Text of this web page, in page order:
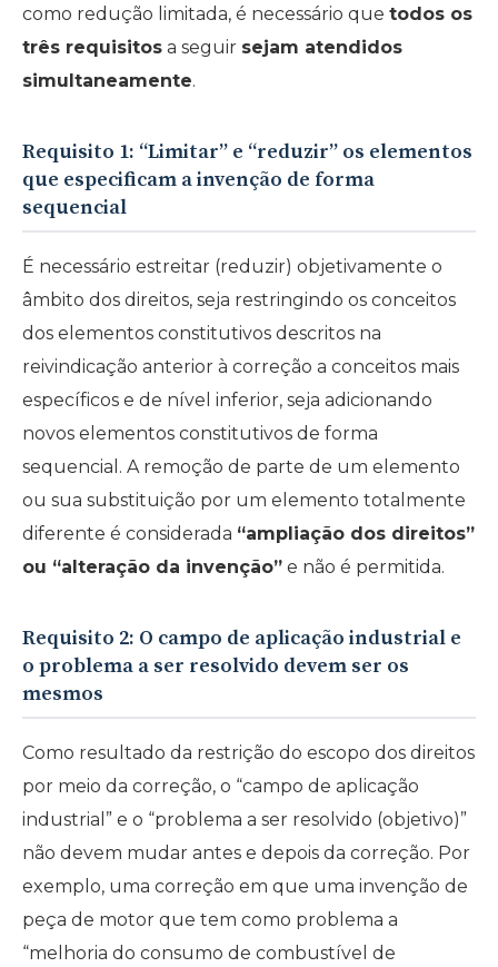
como redução limitada, é necessário que todos os
três requisitos a seguir sejam atendidos
simultaneamente.
Requisito 1: “Limitar” e “reduzir” os elementos
que especificam a invenção de forma
sequencial
É necessário estreitar (reduzir) objetivamente o
âmbito dos direitos, seja restringindo os conceitos
dos elementos constitutivos descritos na
reivindicação anterior à correção a conceitos mais
específicos e de nível inferior, seja adicionando
novos elementos constitutivos de forma
sequencial. A remoção de parte de um elemento
ou sua substituição por um elemento totalmente
diferente é considerada “ampliação dos direitos”
ou “alteração da invenção” e não é permitida.
Requisito 2: O campo de aplicação industrial e
o problema a ser resolvido devem ser os
mesmos
Como resultado da restrição do escopo dos direitos
por meio da correção, o “campo de aplicação
industrial” e o “problema a ser resolvido (objetivo)”
não devem mudar antes e depois da correção. Por
exemplo, uma correção em que uma invenção de
peça de motor que tem como problema a
“melhoria do consumo de combustível de